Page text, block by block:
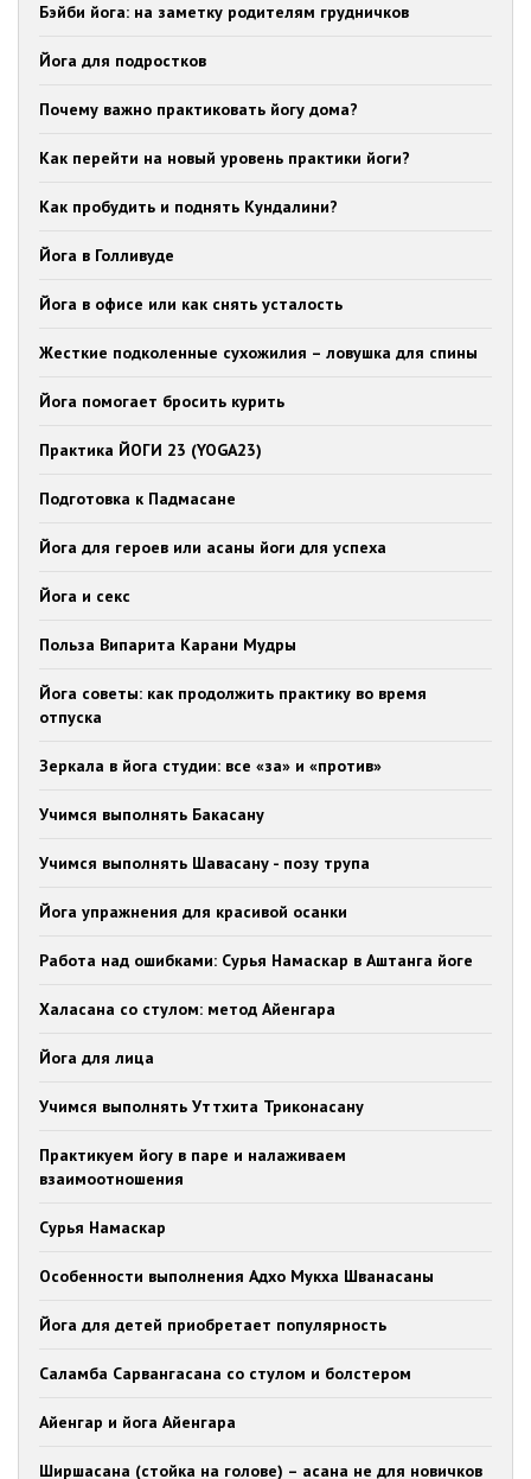
Бэйби йога: на заметку родителям грудничков
Йога для подростков
Почему важно практиковать йогу дома?
Как перейти на новый уровень практики йоги?
Как пробудить и поднять Кундалини?
Йога в Голливуде
Йога в офисе или как снять усталость
Жесткие подколенные сухожилия – ловушка для спины
Йога помогает бросить курить
Практика ЙОГИ 23 (YOGA23)
Подготовка к Падмасане
Йога для героев или асаны йоги для успеха
Йога и секс
Польза Випарита Карани Мудры
Йога советы: как продолжить практику во время
отпуска
Зеркала в йога студии: все «за» и «против»
Учимся выполнять Бакасану
Учимся выполнять Шавасану - позу трупа
Йога упражнения для красивой осанки
Работа над ошибками: Сурья Намаскар в Аштанга йоге
Халасана со стулом: метод Айенгара
Йога для лица
Учимся выполнять Уттхита Триконасану
Практикуем йогу в паре и налаживаем
взаимоотношения
Сурья Намаскар
Особенности выполнения Адхо Мукха Шванасаны
Йога для детей приобретает популярность
Саламба Сарвангасана со стулом и болстером
Айенгар и йога Айенгара
Ширшасана (стойка на голове) – асана не для новичков